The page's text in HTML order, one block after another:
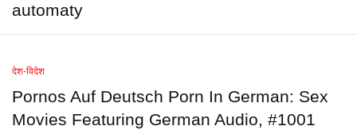
automaty
देश-विदेश
Pornos Auf Deutsch Porn In German: Sex
Movies Featuring German Audio, #1001